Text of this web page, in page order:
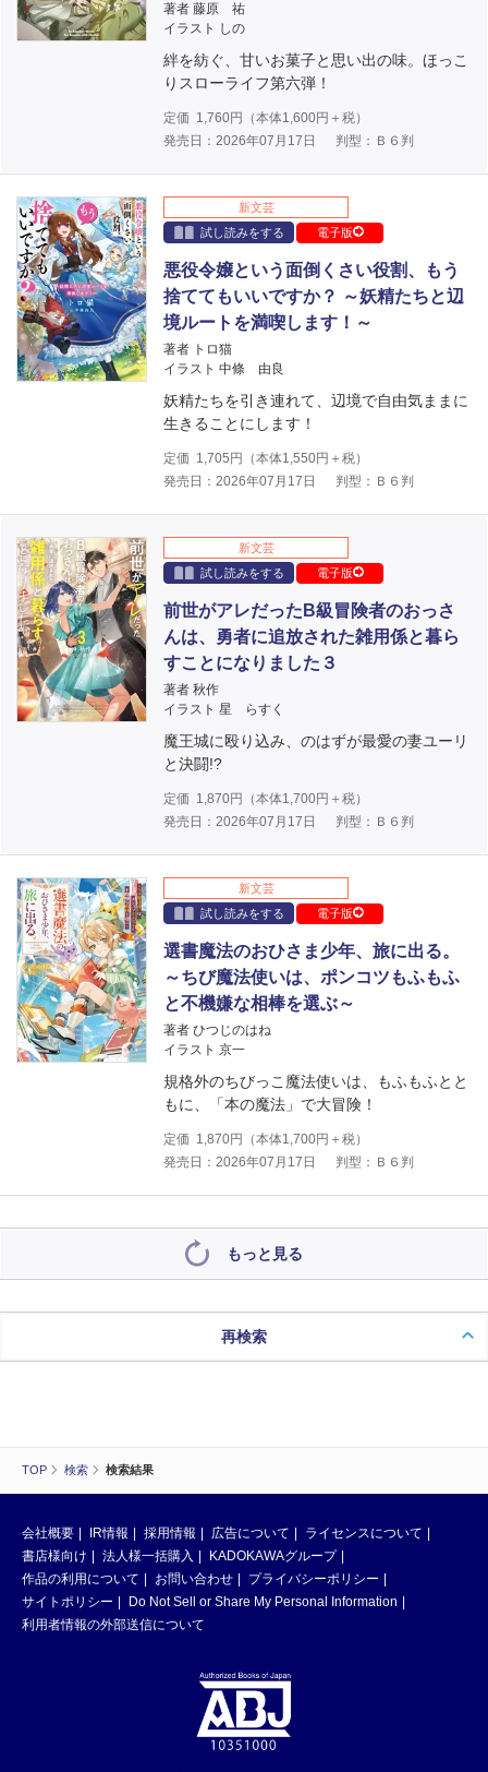
TOP 検索 検索結果
著者 藤原 祐
イラスト しの
絆を紡ぐ、甘いお菓子と思い出の味。ほっこ
りスローライフ第六弾！
定価 1,760円（本体1,600円＋税）
発売日：2026年07月17日
判型：Ｂ６判
新文芸
試し読みをする
電子版
悪役令嬢という面倒くさい役割、もう
捨ててもいいですか？ ～妖精たちと辺
境ルートを満喫します！～
著者 トロ猫
イラスト 中條 由良
妖精たちを引き連れて、辺境で自由気ままに
生きることにします！
定価 1,705 円（本体1,550円＋税）
発売日：2026年07月17日
判型：Ｂ６判
新文芸
試し読みをする
電子版
前世がアレだったB級冒険者のおっさ
んは、勇者に追放された雑用係と暮ら
すことになりました３
著者 秋作
イラスト 星 らすく
魔王城に殴り込み、のはずが最愛の妻ユーリ
と決闘!?
定価 1,870円（本体1,700円＋税）
発売日：2026年07月17日
判型：Ｂ６判
新文芸
試し読みをする
電子版
選書魔法のおひさま少年、旅に出る。
～ちび魔法使いは、ポンコツもふもふ
と不機嫌な相棒を選ぶ～
著者 ひつじのはね
イラスト 京一
規格外のちびっこ魔法使いは、もふもふとと
もに、「本の魔法」で大冒険！
定価 1,870円（本体1,700円＋税）
発売日：2026年07月17日
判型：Ｂ６判
もっと見る
再検索
会社概要 IR情報 採用情報 広告について
ライセンスについて
書店様向け
法人様一括購入
KADOKAWAグループ
作品の利用について
お問い合わせ
プライバシーポリシー
サイトポリシー
Do Not Sell or Share My Personal Information
利用者情報の外部送信について